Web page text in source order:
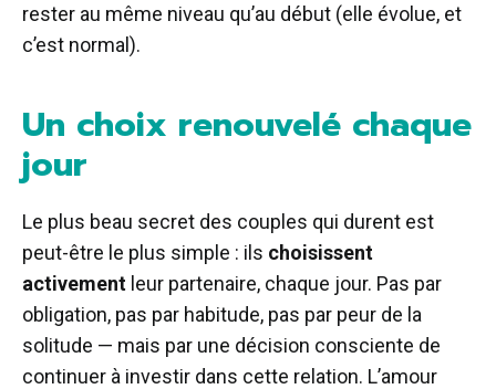
rester au même niveau qu’au début (elle évolue, et
c’est normal).
Un choix renouvelé chaque
jour
Le plus beau secret des couples qui durent est
peut-être le plus simple : ils choisissent
activement leur partenaire, chaque jour. Pas par
obligation, pas par habitude, pas par peur de la
solitude — mais par une décision consciente de
continuer à investir dans cette relation. L’amour